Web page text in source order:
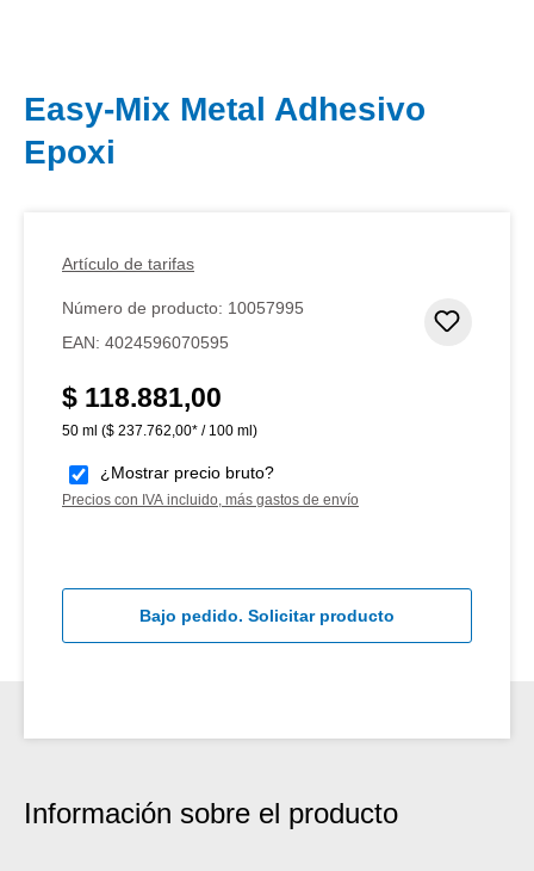
Easy-Mix Metal Adhesivo
Epoxi
Artículo de tarifas
Número de producto: 10057995
EAN: 4024596070595
Precio normal:
$ 118.881,00
50 ml ($ 237.762,00* / 100 ml)
¿Mostrar precio bruto?
Precios con IVA incluido, más gastos de envío
Bajo pedido. Solicitar producto
Información sobre el producto